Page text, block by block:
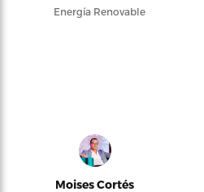
Energía Renovable
Moises Cortés